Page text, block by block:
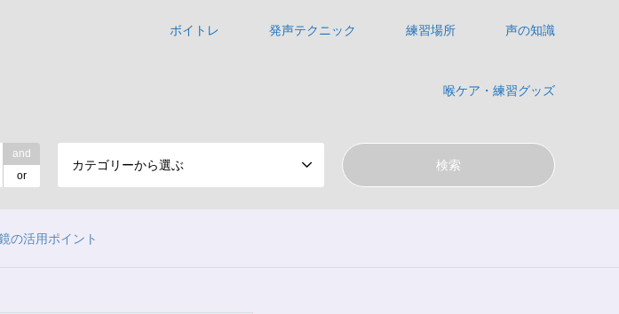
ボイトレ 発声テクニック 練習場所 声の知識
喉ケア・練習グッズ
and
or
カテゴリーから選ぶ
の活用ポイント